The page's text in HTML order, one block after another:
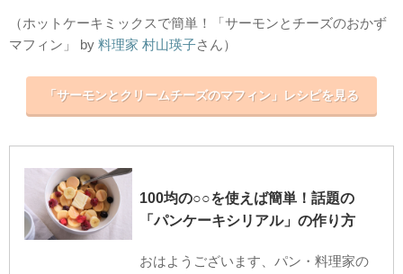
（ホットケーキミックスで簡単！「サーモンとチーズのおかず
マフィン」 by 料理家 村山瑛子さん）
「サーモンとクリームチーズのマフィン」レシピを見る
100均の○○を使えば簡単！話題の
「パンケーキシリアル」の作り方
おはようございます、パン・料理家の